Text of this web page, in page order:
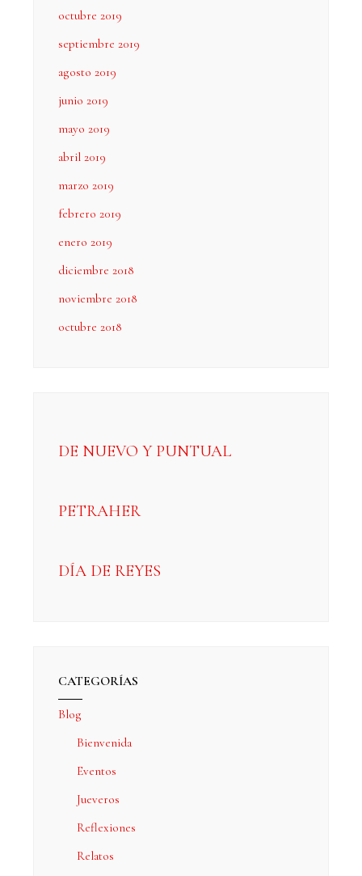
octubre 2019
septiembre 2019
agosto 2019
junio 2019
mayo 2019
abril 2019
marzo 2019
febrero 2019
enero 2019
diciembre 2018
noviembre 2018
octubre 2018
DE NUEVO Y PUNTUAL
PETRAHER
DÍA DE REYES
CATEGORÍAS
Blog
Bienvenida
Eventos
Jueveros
Reflexiones
Relatos